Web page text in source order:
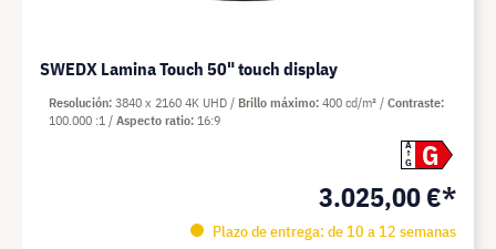
SWEDX Lamina Touch 50" touch display
A
G
G
3.025,00 €*
Plazo de entrega: de 10 a 12 semanas
Resolución 3840 x 2160 4K UHD Brillo máximo 400 cd/m²
Contraste
100.000 :1
Aspecto ratio 16:9